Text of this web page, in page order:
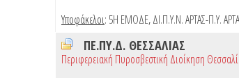
Υποφάκελοι: 5Η ΕΜΟΔΕ,ΔΙ.Π.Υ.Ν. ΑΡΤΑΣ-Π.Υ.
ΠΕ.ΠΥ.Δ. ΘΕΣΣΑΛΙΑΣ
Περιφερειακή Πυροσβεστική Διοίκηση